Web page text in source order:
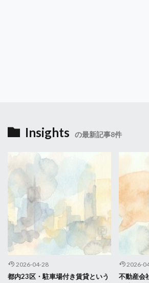
Insights の最新記事8件
2026-04-28
都内23区・駐車場付き賃貸という
2026-
不動産会